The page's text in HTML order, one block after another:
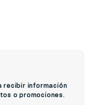
recibir información
o promociones.